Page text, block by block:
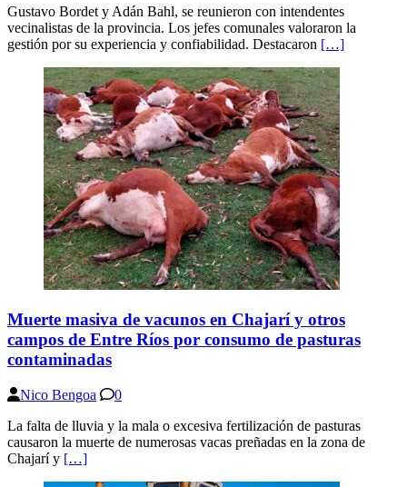
Gustavo Bordet y Adán Bahl, se reunieron con intendentes
vecinalistas de la provincia. Los jefes comunales valoraron la
gestión por su experiencia y confiabilidad. Destacaron […]
Muerte masiva de vacunos en Chajarí y otros
campos de Entre Ríos por consumo de pasturas
contaminadas
Nico Bengoa
0
La falta de lluvia y la mala o excesiva fertilización de pasturas
causaron la muerte de numerosas vacas preñadas en la zona de
Chajarí y […]